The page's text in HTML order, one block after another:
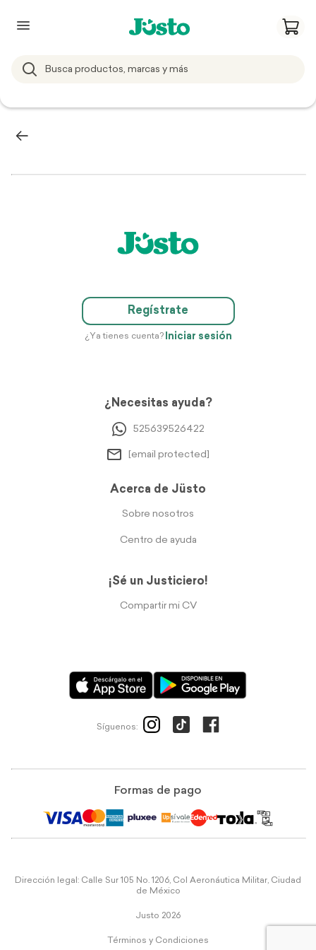
Regístrate
¿Ya tienes cuenta? Iniciar sesión
¿Necesitas ayuda?
525639526422
[email protected]
Acerca de Jüsto
Sobre nosotros
Centro de ayuda
¡Sé un Justiciero!
Compartir mi CV
Síguenos:
Formas de pago
Dirección legal: Calle Sur 105 No. 1206, Col Aeronáutica Militar, Ciudad
de México
Justo 2026
Términos y Condiciones